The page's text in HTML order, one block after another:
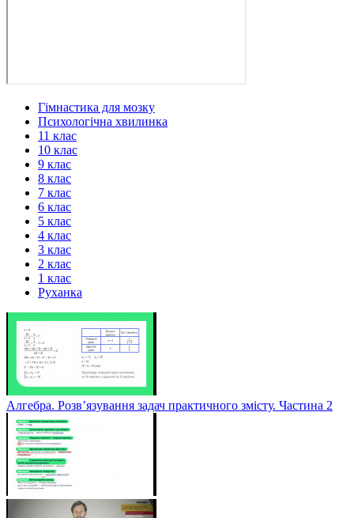
Гімнастика для мозку
Психологічна хвилинка
11 клас
10 клас
9 клас
8 клас
7 клас
6 клас
5 клас
4 клас
3 клас
2 клас
1 клас
Руханка
Алгебра. Розв’язування задач практичного змісту. Частина 2